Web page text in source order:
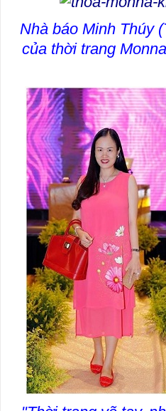
Nhà báo Minh Thúy
của thời trang